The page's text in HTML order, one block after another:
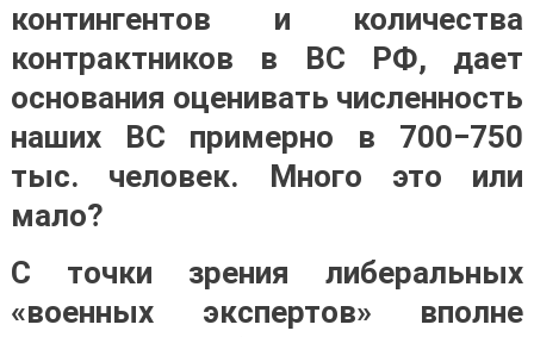
контингентов и количества
контрактников в ВС РФ, дает
основания оценивать численность
наших ВС примерно в 700−750
тыс. человек. Много это или
мало?
С точки зрения либеральных
«военных экспертов» вполне